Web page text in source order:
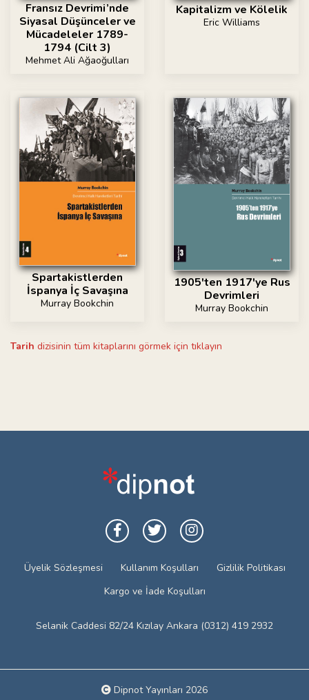
Fransız Devrimi’nde
Siyasal Düşünceler ve
Mücadeleler 1789-
1794 (Cilt 3)
Mehmet Ali Ağaoğulları
Kapitalizm ve Kölelik
Eric Williams
Spartakistlerden
İspanya İç Savaşına
Murray Bookchin
1905'ten 1917'ye Rus
Devrimleri
Murray Bookchin
Tarih dizisinin tüm kitaplarını görmek için tıklayın
Üyelik Sözleşmesi Kullanım Koşulları
Gizlilik Politikası
Kargo ve İade Koşulları
Selanik Caddesi 82/24 Kızılay Ankara (0312) 419 2932
Dipnot Yayınları 2026